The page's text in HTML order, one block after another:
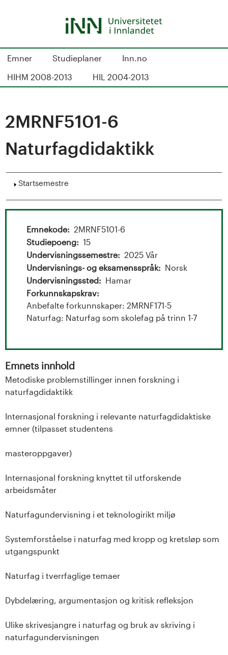
S
d
a
n
e
r
s
t
e
t
e
t
Emner Studieplaner
Inn.no
HIHM 2008-2013
HIL 2004-2013
2MRNF5101-6
Naturfagdidaktikk
Vis
Startsemestre
Emnekode
2MRNF5101-6
Studiepoeng
15
Undervisningssemestre
2025 Vår
Undervisnings- og eksamensspråk
Norsk
Undervisningssted
Hamar
Forkunnskapskrav
Anbefalte forkunnskaper: 2MRNF171-5
Naturfag: Naturfag som skolefag på trinn 1-7
Emnets innhold
Metodiske problemstillinger innen forskning i
naturfagdidaktikk
Internasjonal forskning i relevante naturfagdidaktiske
emner (tilpasset studentens
masteroppgaver)
Internasjonal forskning knyttet til utforskende
arbeidsmåter
Naturfagundervisning i et teknologirikt miljø
Systemforståelse i naturfag med kropp og kretsløp som
utgangspunkt
Naturfag i tverrfaglige temaer
Dybdelæring, argumentasjon og kritisk refleksjon
Ulike skrivesjangre i naturfag og bruk av skriving i
naturfagundervisningen